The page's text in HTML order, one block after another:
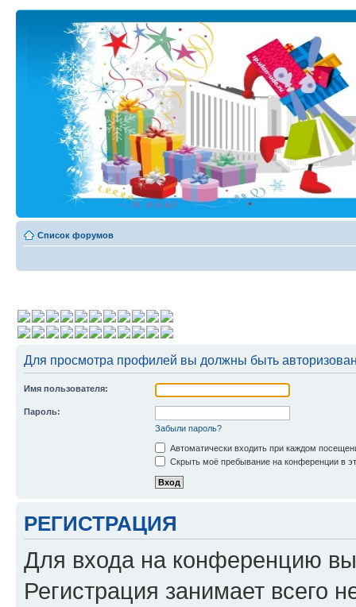
Список форумов
Для просмотра профилей вы должны быть
Имя пользователя:
Пароль:
Забыли пароль?
Автоматически входить при каждом
Скрыть моё пребывание на конференции в
РЕГИСТРАЦИЯ
Для входа на конференцию
Регистрация занимает всего